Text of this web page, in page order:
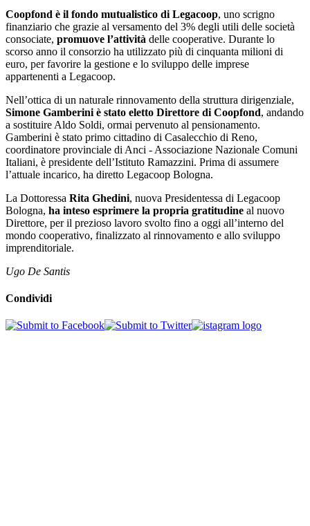
Coopfond è il fondo mutualistico di Legacoop, uno scrigno
finanziario che grazie al versamento del 3% degli utili delle società
consociate, promuove l’attività delle cooperative. Durante lo
scorso anno il consorzio ha utilizzato più di cinquanta milioni di
euro, per favorire la gestione e lo sviluppo delle imprese
appartenenti a Legacoop.
Nell’ottica di un naturale rinnovamento della struttura dirigenziale,
Simone Gamberini è stato eletto Direttore di Coopfond, andando
a sostituire Aldo Soldi, ormai pervenuto al pensionamento.
Gamberini è stato primo cittadino di Casalecchio di Reno,
coordinatore provinciale di Anci - Associazione Nazionale Comuni
Italiani, è presidente dell’Istituto Ramazzini. Prima di assumere
l’attuale incarico, ha diretto Legacoop Bologna.
La Dottoressa Rita Ghedini, nuova Presidentessa di Legacoop
Bologna, ha inteso esprimere la propria gratitudine al nuovo
Direttore, per il prezioso lavoro svolto fino a oggi all’interno del
mondo cooperativo, finalizzato al rinnovamento e allo sviluppo
imprenditoriale.
Ugo De Santis
Condividi